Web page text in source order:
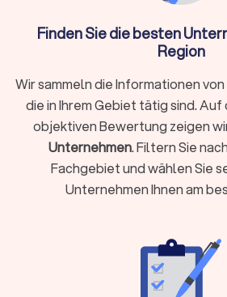
Was macht ein
Ein Umzugsunternehmen, oft auch als
bezeichnet, ist ein spezialisierter
Privatpersonen und Firmen bei der
Durchführung eines Wohnort- oder
unterstützt. Professionelle
Eschwege kennen Hausordnungen,
Halteverbotsregeln, Treppenhäuser
das passende Team samt Fahrzeugen
zum kompletten Rundum-sorglos-Paket.
Finden Sie die besten
Region
Wir sammeln die Informationen von
die in Ihrem Gebiet tätig sind.
objektiven Bewertung zeigen
Unternehmen. Filtern Sie
Fachgebiet und wählen Sie
Unternehmen Ihnen am